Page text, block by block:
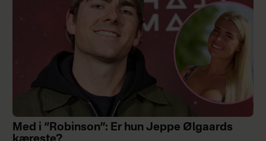
Med i “Robinson”: Er hun Jeppe Ølgaards